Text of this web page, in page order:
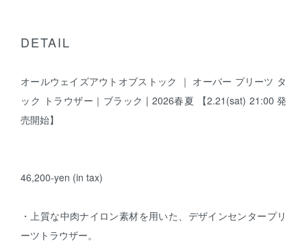
DETAIL
オールウェイズアウトオブストック ｜ オーバー プリーツ タ
ック トラウザー｜ブラック | 2026春夏 【2.21(sat) 21:00 発
売開始】
46,200-yen (in tax)
・上質な中肉ナイロン素材を用いた、デザインセンタープリ
ーツトラウザー。